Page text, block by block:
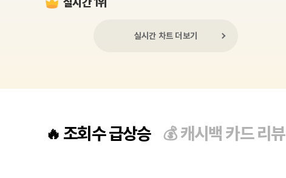
실시간 차트 더보기
🔥 조회수 급상승 💰캐시백 카드 리뷰